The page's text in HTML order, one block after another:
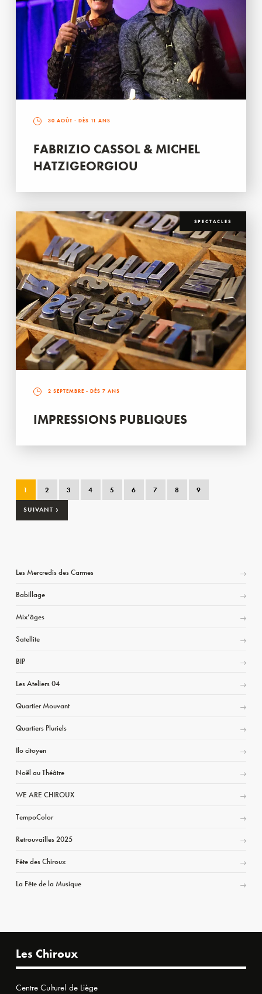
30 AOÛT - DÈS 11 ANS
FABRIZIO CASSOL & MICHEL
HATZIGEORGIOU
SPECTACLES
2 SEPTEMBRE - DÈS 7 ANS
IMPRESSIONS PUBLIQUES
1 2 3 4 5 6 7 8 9
SUIVANT ›
Les Mercredis des Carmes
Babillage
Mix’âges
Satellite
BIP
Les Ateliers 04
Quartier Mouvant
Quartiers Pluriels
Ilo citoyen
Noël au Théâtre
WE ARE CHIROUX
TempoColor
Retrouvailles 2025
Fête des Chiroux
La Fête de la Musique
Les Chiroux
Centre Culturel de Liège